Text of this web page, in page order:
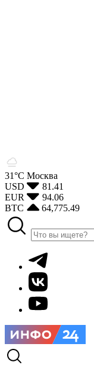
31°С Москва
USD
81.41
EUR
94.06
BTC
64,775.49